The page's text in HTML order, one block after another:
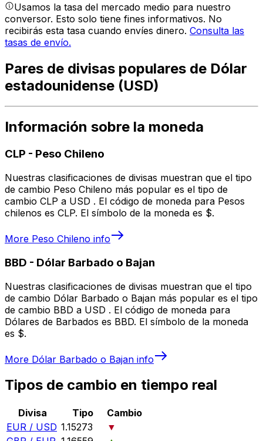
Usamos la tasa del mercado medio para nuestro
conversor. Esto solo tiene fines informativos. No
recibirás esta tasa cuando envíes dinero. Consulta las
tasas de envío.
Pares de divisas populares de Dólar
estadounidense (USD)
Información sobre la moneda
CLP - Peso Chileno
Nuestras clasificaciones de divisas muestran que el tipo
de cambio Peso Chileno más popular es el tipo de
cambio CLP a USD . El código de moneda para Pesos
chilenos es CLP. El símbolo de la moneda es $.
More Peso Chileno info
BBD - Dólar Barbado o Bajan
Nuestras clasificaciones de divisas muestran que el tipo
de cambio Dólar Barbado o Bajan más popular es el tipo
de cambio BBD a USD . El código de moneda para
Dólares de Barbados es BBD. El símbolo de la moneda
es $.
More Dólar Barbado o Bajan info
Tipos de cambio en tiempo real
Divisa Tipo
Cambio
EUR / USD 1.15273
▼